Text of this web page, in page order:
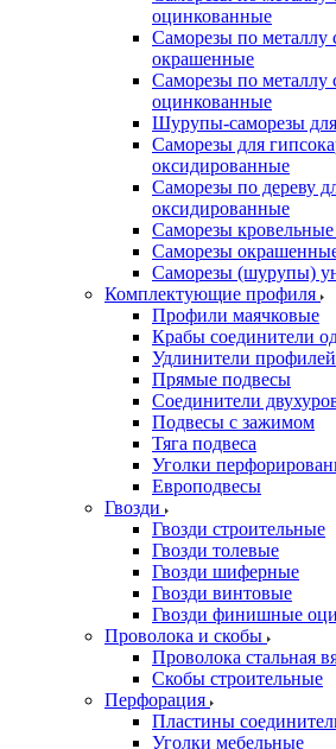
оцинкованные
Саморезы по металлу
окрашенные
Саморезы по металлу
оцинкованные
Шурупы-саморезы
Саморезы для
оксидированные
Саморезы по дереву
оксидированные
Саморезы
Саморезы
Саморезы (шурупы)
Комплектующие профиля
Профили маячковые
Крабы соединители
Удлинители профилей
Прямые подвесы
Соединители
Подвесы с зажимом
Тяга подвеса
Уголки
Европодвесы
Гвозди
Гвозди строительные
Гвозди толевые
Гвозди шиферные
Гвозди винтовые
Гвозди финишные
Проволока и скобы
Проволока стальная
Скобы строительные
Перфорация
Пластины
Уголки мебельные